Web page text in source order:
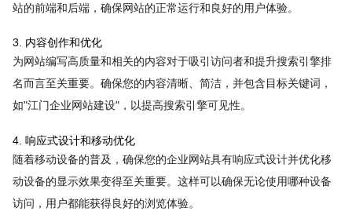
站的前端和后端，确保网站的正常运行和良好的用户体验。
3. 内容创作和优化
为网站编写高质量和相关的内容对于吸引访问者和提升搜索引擎排
名而言至关重要。确保您的内容清晰、简洁，并包含目标关键词，
如"江门企业网站建设"，以提高搜索引擎可见性。
4. 响应式设计和移动优化
随着移动设备的普及，确保您的企业网站具有响应式设计并优化移
动设备的显示效果变得至关重要。这样可以确保无论使用哪种设备
访问，用户都能获得良好的浏览体验。